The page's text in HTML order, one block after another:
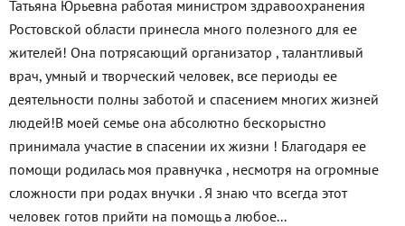
Татьяна Юрьевна работая министром здравоохранения
Ростовской области принесла много полезного для ее
жителей! Она потрясающий организатор , талантливый
врач, умный и творческий человек, все периоды ее
деятельности полны заботой и спасением многих жизней
людей!В моей семье она абсолютно бескорыстно
принимала участие в спасении их жизни ! Благодаря ее
помощи родилась моя правнучка , несмотря на огромные
сложности при родах внучки . Я знаю что всегда этот
человек готов прийти на помощь а любое...